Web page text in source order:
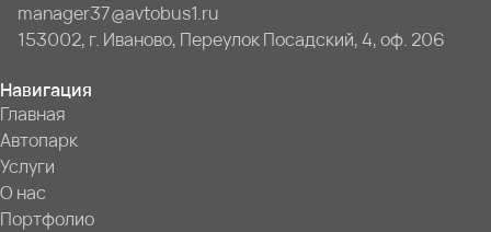
manager37@avtobus1.ru
153002, г. Иваново, Переулок Посадский, 4, оф. 206
Навигация
Главная
Автопарк
Услуги
О нас
Портфолио